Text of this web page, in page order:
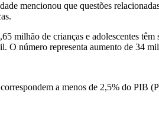
mencionou que questões
milhão de crianças e adolescentes
número representa aumento de 34
a menos de 2,5% do PIB